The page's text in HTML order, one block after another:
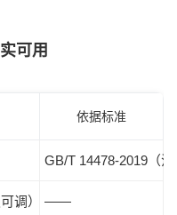
可用
依据标准
GB/T 14478-2019（
调） ——